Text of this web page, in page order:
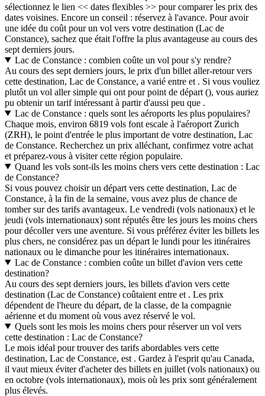
sélectionnez le lien << dates flexibles >> pour comparer les prix des
dates voisines. Encore un conseil : réservez à l'avance. Pour avoir
une idée du coût pour un vol vers votre destination (Lac de
Constance), sachez que était l'offre la plus avantageuse au cours des
sept derniers jours.
Lac de Constance : combien coûte un vol pour s'y rendre?
Au cours des sept derniers jours, le prix d'un billet aller-retour vers
cette destination, Lac de Constance, a varié entre et . Si vous vouliez
plutôt un vol aller simple qui ont pour point de départ (), vous auriez
pu obtenir un tarif intéressant à partir d'aussi peu que .
Lac de Constance : quels sont les aéroports les plus populaires?
Chaque mois, environ 6819 vols font escale à l'aéroport Zurich
(ZRH), le point d'entrée le plus important de votre destination, Lac
de Constance. Recherchez un prix alléchant, confirmez votre achat
et préparez-vous à visiter cette région populaire.
Quand les vols sont-ils les moins chers vers cette destination : Lac
de Constance?
Si vous pouvez choisir un départ vers cette destination, Lac de
Constance, à la fin de la semaine, vous avez plus de chance de
tomber sur des tarifs avantageux. Le vendredi (vols nationaux) et le
jeudi (vols internationaux) sont réputés être les jours les moins chers
pour décoller vers une aventure. Si vous préférez éviter les billets les
plus chers, ne considérez pas un départ le lundi pour les itinéraires
nationaux ou le dimanche pour les itinéraires internationaux.
Lac de Constance : combien coûte un billet d'avion vers cette
destination?
Au cours des sept derniers jours, les billets d'avion vers cette
destination (Lac de Constance) coûtaient entre et . Les prix
dépendent de l'heure du départ, de la classe, de la compagnie
aérienne et du moment où vous avez réservé le vol.
Quels sont les mois les moins chers pour réserver un vol vers
cette destination : Lac de Constance?
Le mois idéal pour trouver des tarifs abordables vers cette
destination, Lac de Constance, est . Gardez à l'esprit qu'au Canada,
il vaut mieux éviter d'acheter des billets en juillet (vols nationaux) ou
en octobre (vols internationaux), mois où les prix sont généralement
plus élevés.